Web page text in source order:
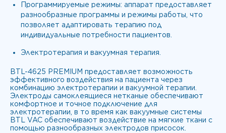
Программируемые режимы: аппарат предоставляет
разнообразные программы и режимы работы, что
позволяет адаптировать терапию под
индивидуальные потребности пациентов.
Электротерапия и вакуумная терапия.
BTL-4625 PREMIUM предоставляет возможность
эффективного воздействия на пациента через
комбинацию электротерапии и вакуумной терапии.
Электроды самоклеящиеся нетканые обеспечивают
комфортное и точное подключение для
электротерапии, в то время как вакуумные системы
BTL VAC обеспечивают воздействие на мягкие ткани с
помощью разнообразных электродов присосок.